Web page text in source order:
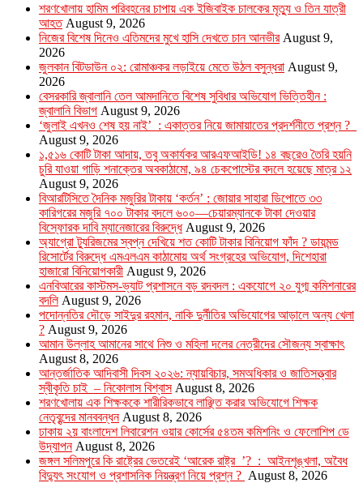
শরণখোলায় হামিম পরিবহনের চাপায় এক ইজিবাইক চালকের মৃত্যু ও তিন যাত্রী
আহত August 9, 2026
নিজের বিশেষ দিনেও এতিমদের মুখে হাসি দেখতে চান আনভীর August 9,
2026
জুলকান বিটডাউন ০২: রোমাঞ্চকর লড়াইয়ে মেতে উঠল বসুন্ধরা August 9,
2026
বেসরকারি জ্বালানি তেল আমদানিতে বিশেষ সুবিধার অভিযোগ ভিত্তিহীন :
জ্বালানি বিভাগ August 9, 2026
‘জুলাই এখনও শেষ হয় নাই’ : একাত্তর নিয়ে জামায়াতের প্রদর্শনীতে প্রশ্ন ?
August 9, 2026
১,৫১৬ কোটি টাকা আদায়, তবু অকার্যকর আরএফআইডি! ১৪ বছরেও তৈরি হয়নি
চুরি যাওয়া গাড়ি শনাক্তের অবকাঠামো, ৯৪ চেকপোস্টের বদলে হয়েছে মাত্র ১২
August 9, 2026
বিআরটিসিতে দৈনিক মজুরির টাকায় ‘কর্তন’ : জোয়ার সাহারা ডিপোতে ৩৩
কারিগরের মজুরি ৭০০ টাকার বদলে ৬০০—চেয়ারম্যানকে টাকা দেওয়ার
বিস্ফোরক দাবি ম্যানেজারের বিরুদ্ধে August 9, 2026
অ্যাগ্রো ট্যুরিজমের স্বপ্ন দেখিয়ে শত কোটি টাকার বিনিয়োগ ফাঁদ ? ডায়মন্ড
রিসোর্টের বিরুদ্ধে এমএলএম কাঠামোয় অর্থ সংগ্রহের অভিযোগ, দিশেহারা
হাজারো বিনিয়োগকারী August 9, 2026
এনবিআরের কাস্টমস-ভ্যাট প্রশাসনে বড় রদবদল : একযোগে ২০ যুগ্ম কমিশনারের
বদলি August 9, 2026
পদোন্নতির দৌড়ে সাইদুর রহমান, নাকি দুর্নীতির অভিযোগের আড়ালে অন্য খেলা
? August 9, 2026
আমান উল্লাহ আমানের সাথে নিশু ও মহিলা দলের নেত্রীদের সৌজন্য স্বাক্ষাৎ
August 8, 2026
আন্তর্জাতিক আদিবাসী দিবস ২০২৬: ন্যায়বিচার, সমঅধিকার ও জাতিসত্ত্বার
স্বীকৃতি চাই – নিকোলাস বিশ্বাস August 8, 2026
শরণখোলায় এক শিক্ষককে শারীরিকভাবে লাঞ্ছিত করার অভিযোগে শিক্ষক
নেতৃবৃন্দের মানববন্ধন August 8, 2026
ঢাকায় ২য় বাংলাদেশ লিবারেশন ওয়ার কোর্সের ৫৪তম কমিশনিং ও ফেলোশিপ ডে
উদ্‌যাপন August 8, 2026
জঙ্গল সলিমপুরে কি রাষ্ট্রের ভেতরেই ‘আরেক রাষ্ট্র ’? : আইনশৃঙ্খলা, অবৈধ
বিদ্যুৎ সংযোগ ও প্রশাসনিক নিয়ন্ত্রণ নিয়ে প্রশ্ন ? August 8, 2026